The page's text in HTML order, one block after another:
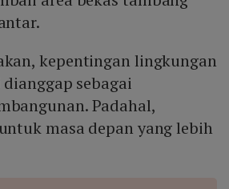
kepentingan lingkungan
sebagai
Padahal,
masa depan yang lebih